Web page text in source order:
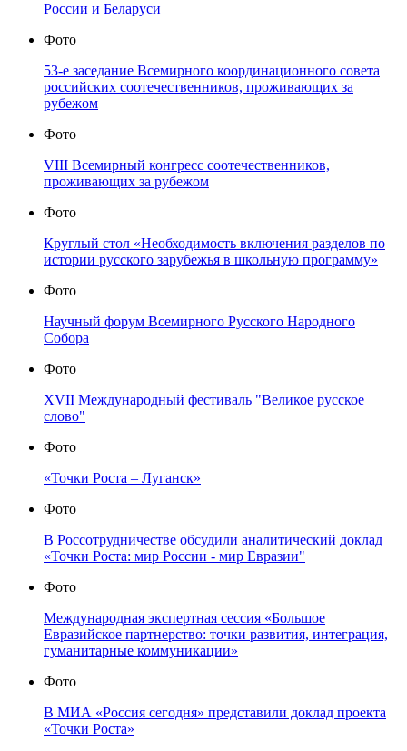
России и Беларуси
Фото
53-е заседание Всемирного координационного совета
российских соотечественников, проживающих за
рубежом
Фото
VIII Всемирный конгресс соотечественников,
проживающих за рубежом
Фото
Круглый стол «Необходимость включения разделов по
истории русского зарубежья в школьную программу»
Фото
Научный форум Всемирного Русского Народного
Собора
Фото
XVII Международный фестиваль "Великое русское
слово"
Фото
«Точки Роста – Луганск»
Фото
В Россотрудничестве обсудили аналитический доклад
«Точки Роста: мир России - мир Евразии"
Фото
Международная экспертная сессия «Большое
Евразийское партнерство: точки развития, интеграция,
гуманитарные коммуникации»
Фото
В МИА «Россия сегодня» представили доклад проекта
«Точки Роста»